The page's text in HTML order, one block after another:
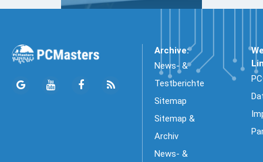
Archive:
News- &
Testberichte
Sitemap
Sitemap &
Archiv
News- &